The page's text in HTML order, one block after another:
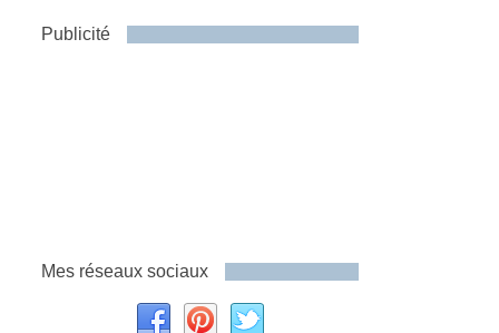
Publicité
Mes réseaux sociaux